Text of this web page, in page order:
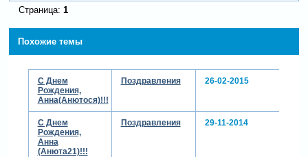
Страница: 1
Похожие темы
С Днем
Рождения,
Анна(Анютося)!!!
Поздравления 26-02-2015
С Днем
Рождения,
Анна
(Анюта21)!!!
Поздравления 29-11-2014